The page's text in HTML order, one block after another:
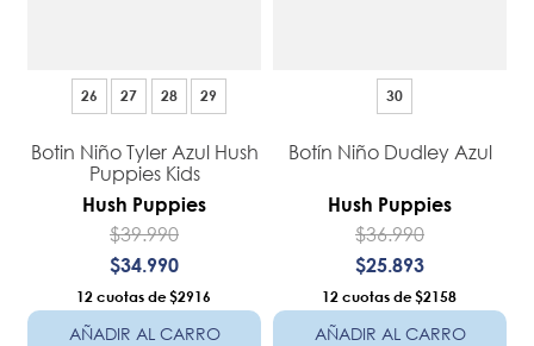
26 27 28 29
Botin Niño Tyler Azul Hush
Puppies Kids
Hush Puppies
$39.990
$34.990
12 $2916
AÑADIR AL CARRO
30
Botín Niño Dudley Azul
Hush Puppies
$36.990
$25.893
12 $2158
AÑADIR AL CARRO